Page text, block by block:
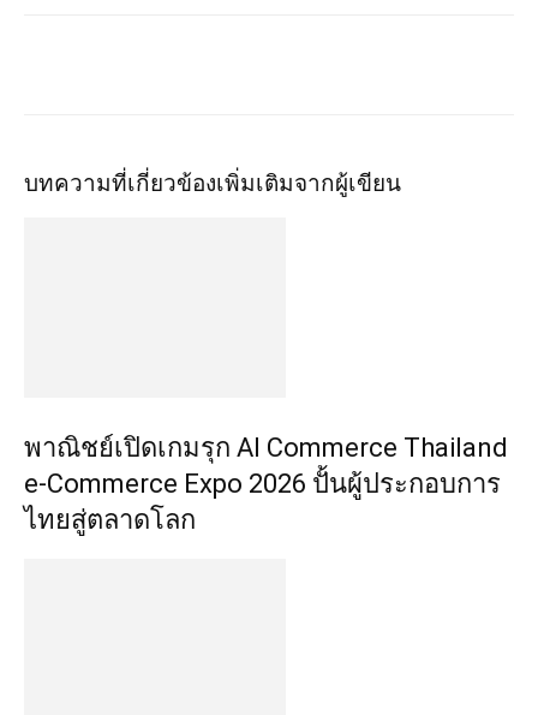
บทความที่เกี่ยวข้องเพิ่มเติมจากผู้เขียน
พาณิชย์เปิดเกมรุก AI Commerce Thailand
e-Commerce Expo 2026 ปั้นผู้ประกอบการ
ไทยสู่ตลาดโลก